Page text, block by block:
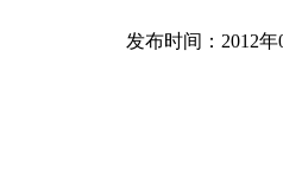
发布时间：2012年